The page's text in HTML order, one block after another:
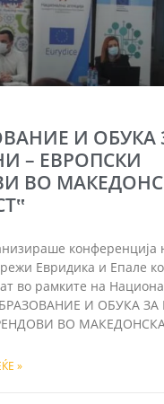
И ОБУКА
– ЕВРОПСКИ
ВО
конференција
Евридика и Епале
во рамките на
И ОБУКА
ВО
»